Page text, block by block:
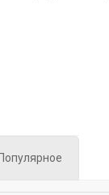
Популярное